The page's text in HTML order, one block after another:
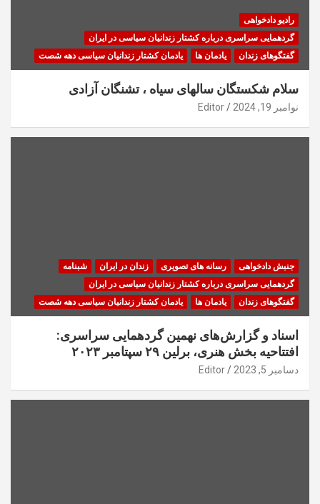
رادیو دادخواهی
گردهمایی سراسری درباره کشتار زندانیان سیاسی در ایران
گفتگوهای زندان
یادمان ها یادمان کشتار زندانیان سیاسی دهه شصت
سلام شکستگان سالهای سیاه ، تشنگان آزادی
نوامبر 19, 2024 Editor
جنبش دادخواهی رسانه های تصویری زندان در ایران
شبنامه
گردهمایی سراسری درباره کشتار زندانیان سیاسی در ایران
گفتگوهای زندان
یادمان ها یادمان کشتار زندانیان سیاسی دهه شصت
اسناد و گزارش‌های نهمین گردهمایی سراسری:
افتتاحیه بخش هنری، برلین ۲۹ سپتامبر ۲۰۲۳
دسامبر 5, 2023 Editor